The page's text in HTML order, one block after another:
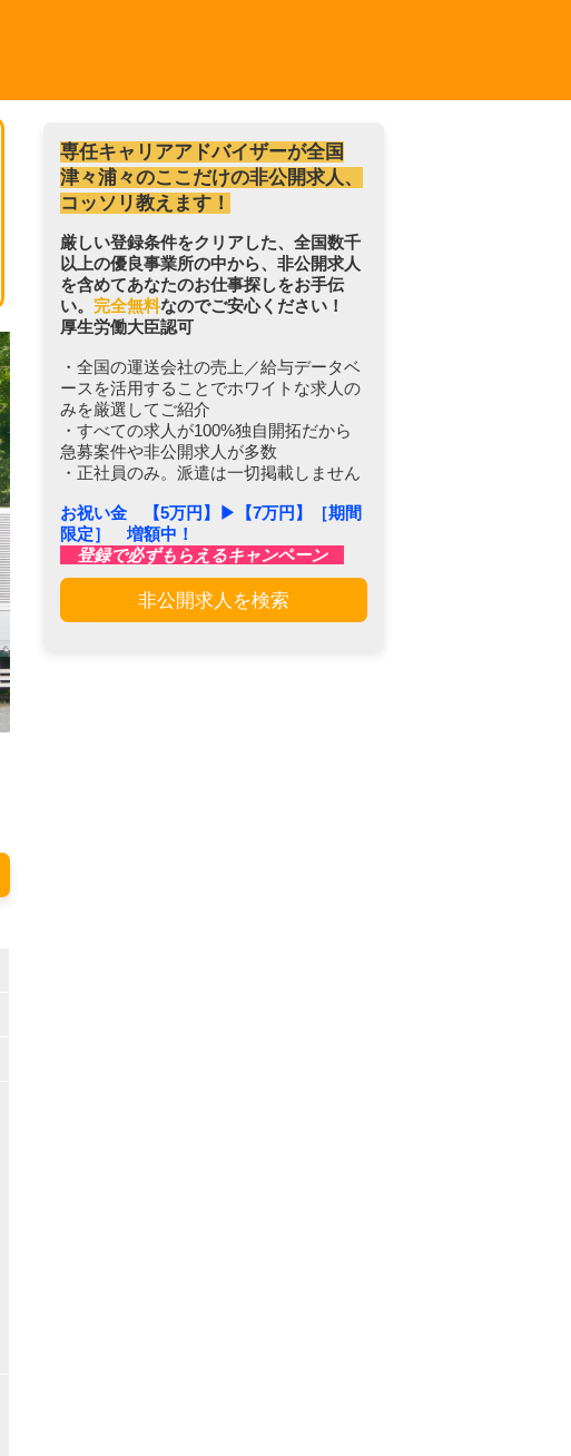
専任キャリアアドバイザーが全国
津々浦々のここだけの非公開求人、
コッソリ教えます！
厳しい登録条件をクリアした、全国数千
以上の優良事業所の中から、非公開求人
を含めてあなたのお仕事探しをお手伝
い。 完全無料なのでご安心ください！
厚生労働大臣認可
・全国の運送会社の売上／給与データベ
ースを活用することでホワイトな求人の
みを厳選してご紹介
・すべての求人が100%独自開拓だから
急募案件や非公開求人が多数
・正社員のみ。派遣は一切掲載しません
お祝い金 【5万円】▶︎【7万円】［期間
限定］ 増額中！
登録で必ずもらえるキャンペーン
非公開求人を検索